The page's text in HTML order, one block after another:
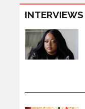
INTERVIEWS